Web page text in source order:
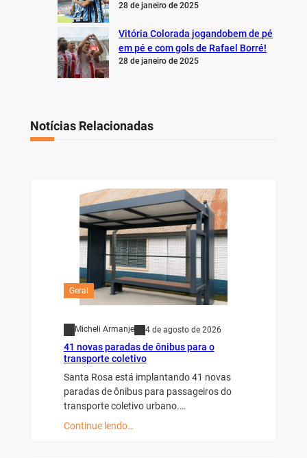
28 de janeiro de 2025
Vitória Colorada jogandobem de pé
em pé e com gols de Rafael Borré!
28 de janeiro de 2025
Notícias Relacionadas
Geral
Micheli Armanje 4 de agosto de 2026
41 novas paradas de ônibus para o
transporte coletivo
Santa Rosa está implantando 41 novas
paradas de ônibus para passageiros do
transporte coletivo urbano.…
Continue lendo…